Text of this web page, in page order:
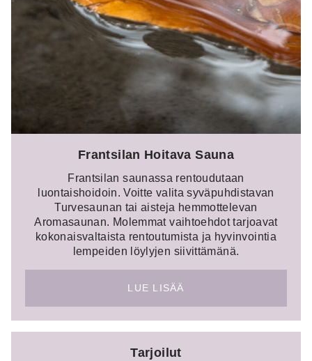
Frantsilan Hoitava Sauna
Frantsilan saunassa rentoudutaan
luontaishoidoin. Voitte valita syväpuhdistavan
Turvesaunan tai aisteja hemmottelevan
Aromasaunan. Molemmat vaihtoehdot tarjoavat
kokonaisvaltaista rentoutumista ja hyvinvointia
lempeiden löylyjen siivittämänä.
LUE LISÄÄ
Tarjoilut